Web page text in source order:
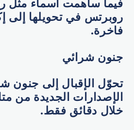
فيما ساهمت أسماء مثل
روبرتس في تحويلها إلى
فاخرة.
جنون شرائي
تحوّل الإقبال إلى جنون
الإصدارات الجديدة من
خلال دقائق فقط.